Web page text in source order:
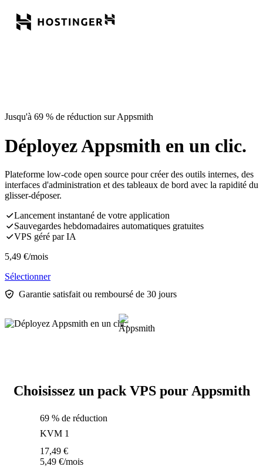
Jusqu'à 69 % de réduction sur Appsmith
Déployez Appsmith en un clic.
Plateforme low-code open source pour créer des outils internes, des
interfaces d'administration et des tableaux de bord avec la rapidité du
glisser-déposer.
Lancement instantané de votre application
Sauvegardes hebdomadaires automatiques gratuites
VPS géré par IA
5,49 €/mois
Sélectionner
Garantie satisfait ou remboursé de 30 jours
Choisissez un pack VPS pour Appsmith
69 % de réduction
KVM 1
17,49 €
5,49 €/mois